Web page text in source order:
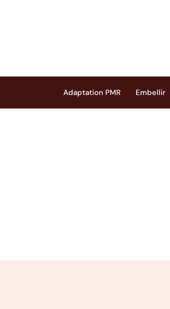
Adaptation PMR Embellir